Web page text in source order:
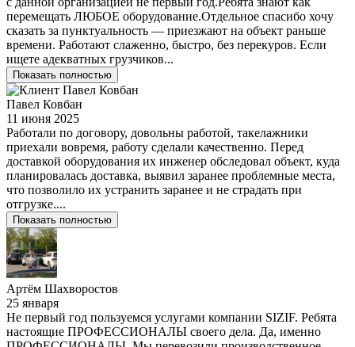
перемещать ЛЮБОЕ оборудование.Отдельное спасибо хочу
сказать за пунктуальность — приезжают на объект раньше
времени. Работают слаженно, быстро, без перекуров. Если
ищете адекватных грузчиков...
Показать полностью
Павел Ковбан
11 июня 2025
Работали по договору, довольны работой, такелажники
приехали вовремя, работу сделали качественно. Перед
доставкой оборудования их инженер обследовал объект, куда
планировалась доставка, выявил заранее проблемные места,
что позволило их устранить заранее и не страдать при
отгрузке....
Показать полностью
Артём Шахворостов
25 января
Не первый год пользуемся услугами компании SIZIF. Ребята
настоящие ПРОФЕССИОНАЛЫ своего дела. Да, именно